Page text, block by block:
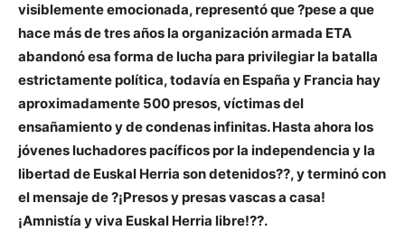
visiblemente emocionada, representó que ?pese a que
hace más de tres años la organización armada ETA
abandonó esa forma de lucha para privilegiar la batalla
estrictamente política, todavía en España y Francia hay
aproximadamente 500 presos, víctimas del
ensañamiento y de condenas infinitas. Hasta ahora los
jóvenes luchadores pacíficos por la independencia y la
libertad de Euskal Herria son detenidos??, y terminó con
el mensaje de ?¡Presos y presas vascas a casa!
¡Amnistía y viva Euskal Herria libre!??.